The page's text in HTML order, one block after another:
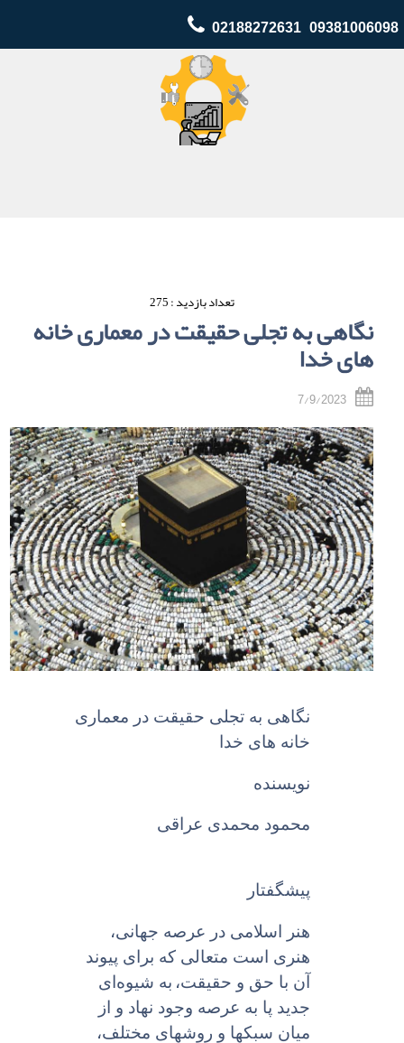
02188272631 09381006098
تعداد بازدید : 275
نگاهى به تجلى حقیقت در معمارى خانه
هاى خدا
7/9/2023
نگاهى به تجلى حقیقت در معمارى
خانه هاى خدا
نویسنده
محمود محمدى عراقى
پیشگفتار
هنر اسلامى در عرصه جهانی،
هنرى است متعالى که براى پیوند
آن با حق و حقیقت، به شیوه‌ای
جدید پا به عرصه وجود نهاد و از
میان سبکها و روشهاى مختلف،